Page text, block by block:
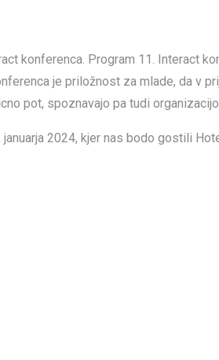
konferenca. Program 11. Interact
je priložnost za mlade, da v
pot, spoznavajo pa tudi
2024, kjer nas bodo gostili